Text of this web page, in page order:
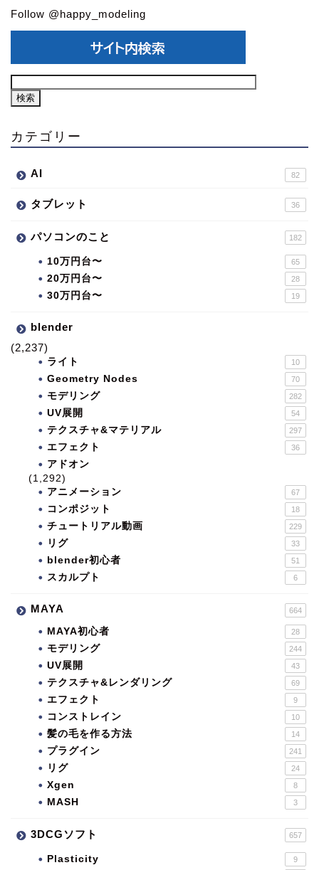
Follow @happy_modeling
カテゴリー
AI 82
タブレット 36
パソコンのこと 182
10万円台〜 65
20万円台〜 28
30万円台〜 19
blender
(2,237)
ライト 10
Geometry Nodes 70
モデリング 282
UV展開 54
テクスチャ&マテリアル 297
エフェクト 36
アドオン
(1,292)
アニメーション
67
コンポジット 18
チュートリアル動画 229
リグ 33
blender初心者 51
スカルプト 6
MAYA 664
MAYA初心者 28
モデリング 244
UV展開 43
テクスチャ&レンダリング 69
エフェクト 9
コンストレイン 10
髪の毛を作る方法 14
プラグイン 241
リグ 24
Xgen 8
MASH 3
3DCGソフト 657
Plasticity 9